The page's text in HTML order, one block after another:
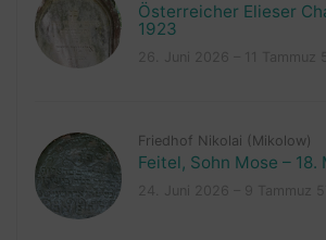
Österreicher Elieser
1923
Friedhof Nikolai (Mikolow)
Feitel, Sohn Mose – 18.